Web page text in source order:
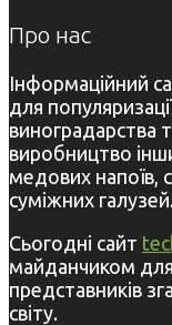
Про нас
Інформаційний
для
виноградарства
виробництво
медових напоїв,
суміжних галузей.
Сьогодні сайт
майданчиком
представників
світу.